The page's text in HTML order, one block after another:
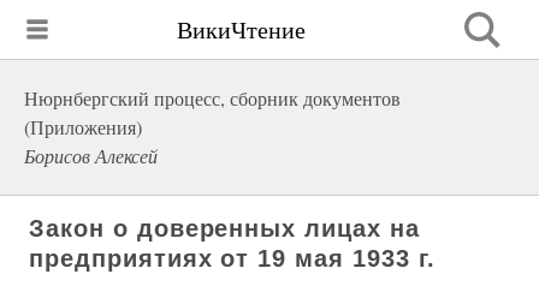
ВикиЧтение
Нюрнбергский процесс, сборник документов
(Приложения)
Борисов Алексей
Закон о доверенных лицах на
предприятиях от 19 мая 1933 г.